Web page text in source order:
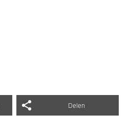
Delen